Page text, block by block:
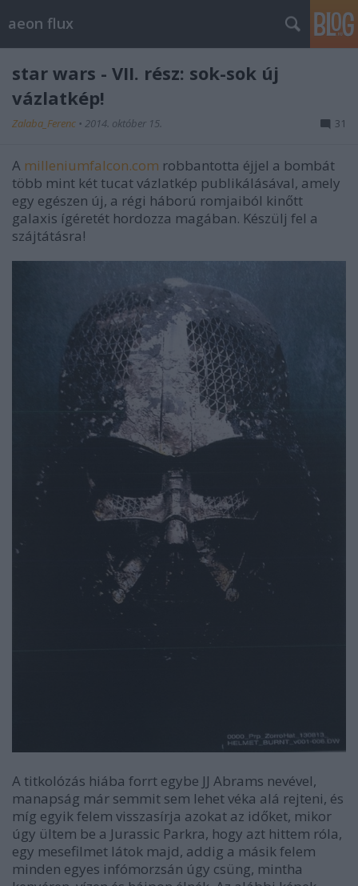
aeon flux
star wars - VII. rész: sok-sok új
vázlatkép!
Zalaba_Ferenc • 2014. október 15. 31
A milleniumfalcon.com robbantotta éjjel a bombát
több mint két tucat vázlatkép publikálásával, amely
egy egészen új, a régi háború romjaiból kinőtt
galaxis ígéretét hordozza magában. Készülj fel a
szájtátásra!
A titkolózás hiába forrt egybe JJ Abrams nevével,
manapság már semmit sem lehet véka alá rejteni, és
míg egyik felem visszasírja azokat az időket, mikor
úgy ültem be a Jurassic Parkra, hogy azt hittem róla,
egy mesefilmet látok majd, addig a másik felem
minden egyes infómorzsán úgy csüng, mintha